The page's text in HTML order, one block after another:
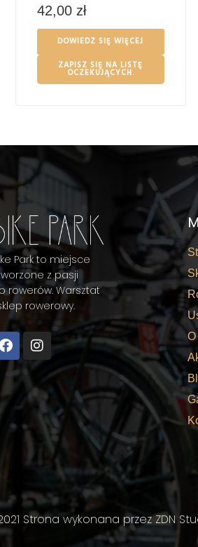
42,00 zł
DOWIEDZ SIĘ WIĘCEJ
ZAPISZ SIĘ NA LISTĘ
OCZEKUJĄCYCH.
Park to miejsce
z pasji
rowerów. Warsztat
rowerowy.
O
Strona wykonana przezZDN